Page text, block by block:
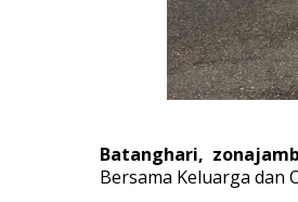
Batanghari,
Bersama Keluarga dan